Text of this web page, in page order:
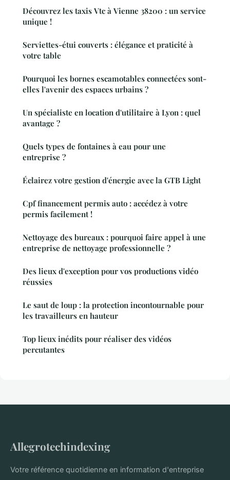
Découvrez les taxis Vtc à Vienne 38200 : un service
unique !
Serviettes-étui couverts : élégance et praticité à
votre table
Pourquoi les bornes escamotables connectées sont-
elles l'avenir des espaces urbains ?
Un spécialiste en location d'utilitaire à Lyon : quel
avantage ?
Quels types de fontaines à eau pour une
entreprise ?
Éclairez votre gestion d'énergie avec la GTB Light
Cpf financement permis auto : accédez à votre
permis facilement !
Nettoyage des bureaux : pourquoi faire appel à une
entreprise de nettoyage professionnelle ?
Des lieux d'exception pour vos productions vidéo
réussies
Le saut de loup : la protection incontournable pour
les travailleurs en hauteur
Top lieux inédits pour réaliser des vidéos
percutantes
Allegrotechindexing
Votre référence quotidienne en information d'entreprise